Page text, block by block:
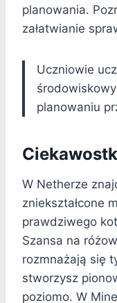
planowania.
załatwianie
Uczniowie
planowaniu
W Netherze
zniekształcone
prawdziwego
Szansa na
rozmnażają się
stworzysz
poziomo. W